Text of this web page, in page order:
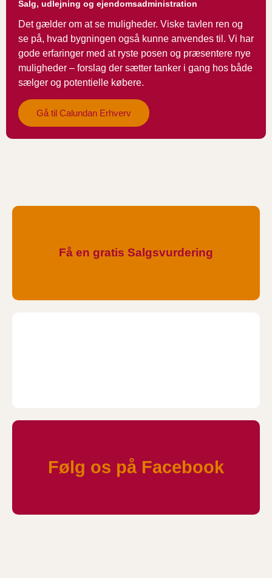
Salg, udlejning og ejendomsadministration
Det gælder om at se muligheder. Viske tavlen ren og
se på, hvad bygningen også kunne anvendes til. Vi har
gode erfaringer med at ryste posen og præsentere nye
muligheder – forslag der sætter tanker i gang hos både
sælger og potentielle købere.
Gå til Calundan Erhverv
Få en gratis Salgsvurdering
Følg os på Facebook